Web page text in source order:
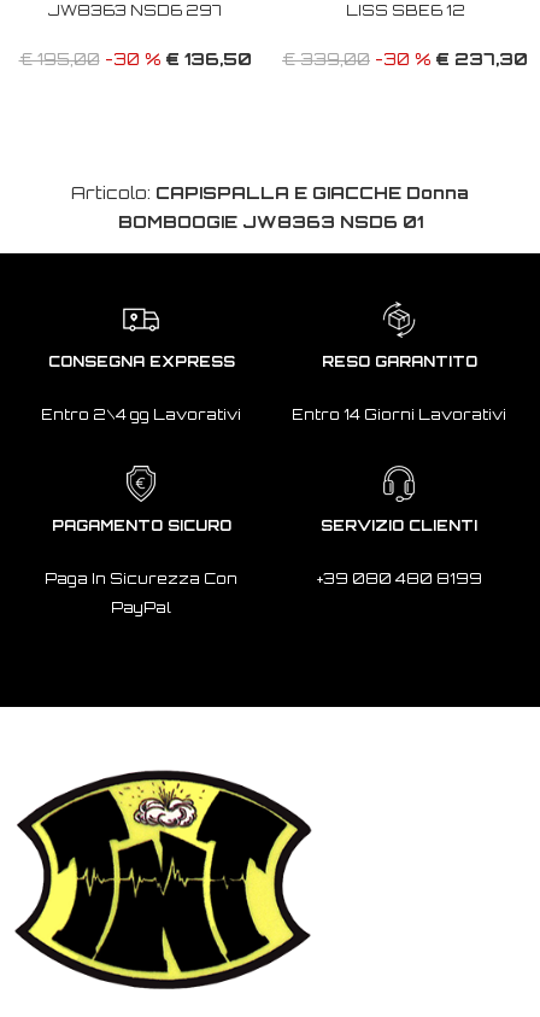
JW8363 NSD6 297
€ 195,00-30 % € 136,50
LISS SBE6 12
€ 339,00 -30 % € 237,30
Articolo: CAPISPALLA E GIACCHE Donna
BOMBOOGIE JW8363 NSD6 01
CONSEGNA EXPRESS
Entro 2\4 gg Lavorativi
RESO GARANTITO
Entro 14 Giorni Lavorativi
PAGAMENTO SICURO
Paga In Sicurezza Con
PayPal
SERVIZIO CLIENTI
+39 080 480 8199